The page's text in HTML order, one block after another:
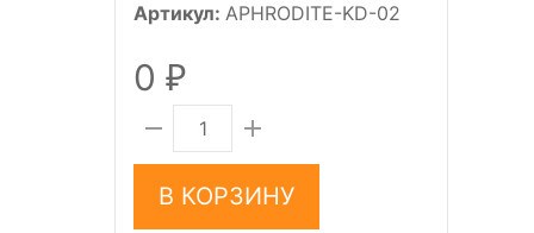
Артикул: APHRODITE-KD-02
0 ₽
В КОРЗИНУ